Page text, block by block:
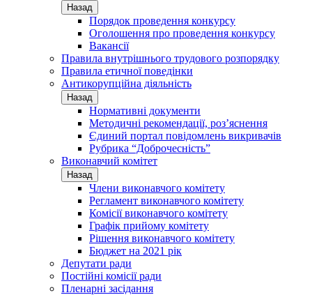
Назад
Порядок проведення конкурсу
Оголошення про проведення конкурсу
Вакансії
Правила внутрішнього трудового розпорядку
Правила етичної поведінки
Антикорупційна діяльність
Назад
Нормативні документи
Методичні рекомендації, роз’яснення
Єдиний портал повідомлень викривачів
Рубрика “Доброчесність”
Виконавчий комітет
Назад
Члени виконавчого комітету
Регламент виконавчого комітету
Комісії виконавчого комітету
Графік прийому комітету
Рішення виконавчого комітету
Бюджет на 2021 рік
Депутати ради
Постійні комісії ради
Пленарні засідання